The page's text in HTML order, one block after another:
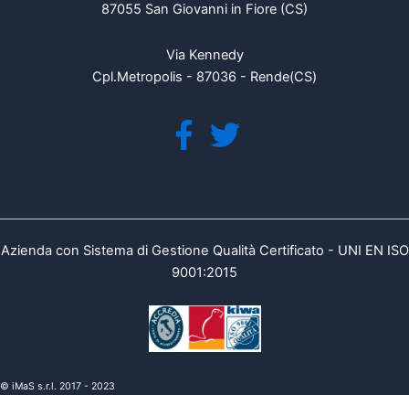
87055 San Giovanni in Fiore (CS)
Via Kennedy
Cpl.Metropolis - 87036 - Rende(CS)
Azienda con Sistema di Gestione Qualità Certificato - UNI EN ISO
9001:2015
© iMaS s.r.l. 2017 - 2023